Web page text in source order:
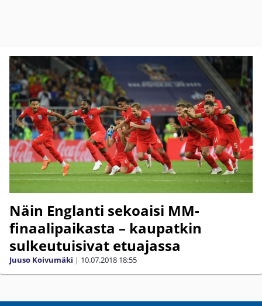
Näin Englanti sekoaisi MM-
finaalipaikasta – kaupatkin
sulkeutuisivat etuajassa
Juuso Koivumäki | 10.07.2018 18:55